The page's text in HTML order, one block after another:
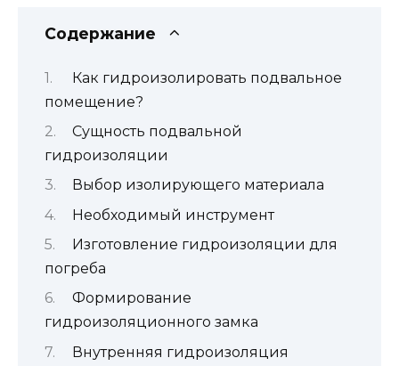
Содержание
Как гидроизолировать подвальное
помещение?
Сущность подвальной
гидроизоляции
Выбор изолирующего материала
Необходимый инструмент
Изготовление гидроизоляции для
погреба
Формирование
гидроизоляционного замка
Внутренняя гидроизоляция